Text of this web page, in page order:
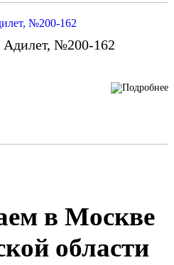
№200-162
в Москве
области